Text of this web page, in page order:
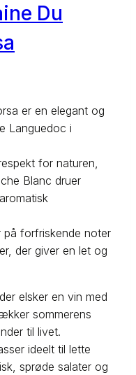
Du
er en elegant og
Languedoc i
for naturen,
Blanc druer
forfriskende noter
der giver en let og
elsker en vin med
sommerens
til livet.
ideelt til lette
sprøde salater og